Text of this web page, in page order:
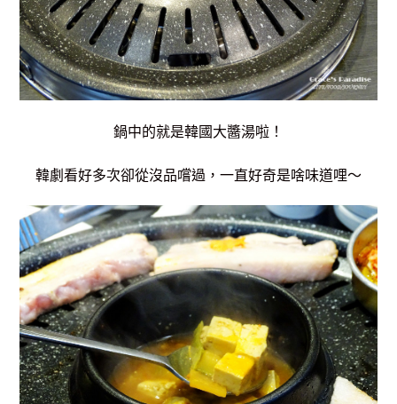
鍋中的就是韓國大醬湯啦！
韓劇看好多次卻從沒品嚐過，一直好奇是啥味道哩～